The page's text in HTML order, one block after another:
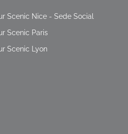
Scenic Nice - Sede Social
Scenic Paris
Scenic Lyon